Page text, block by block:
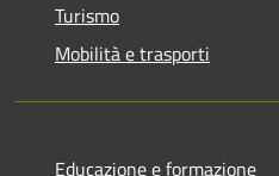
Turismo
Mobilità e trasporti
Educazione e formazione